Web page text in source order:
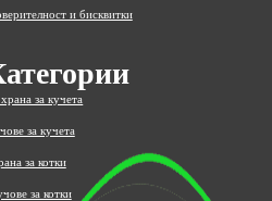
и бисквитки
за кучета
за кучета
за котки
за котки